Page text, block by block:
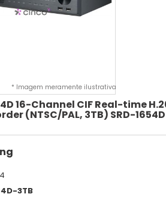
* Imagem meramente ilustrativa
16-Channel CIF Real-time
(NTSC/PAL, 3TB) SRD-
3TB